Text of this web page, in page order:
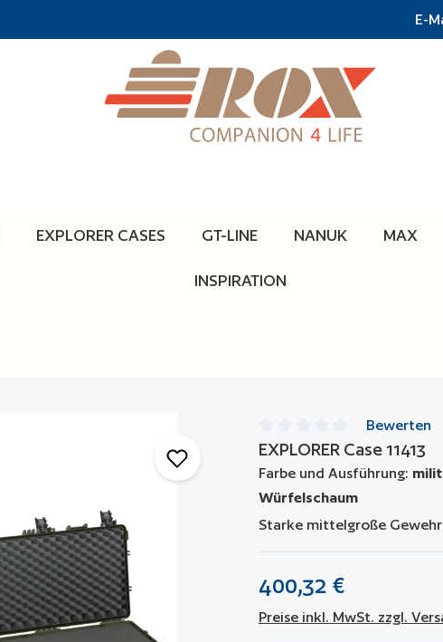
E-
EXPLORER CASES GT-LINE NANUK MAX
INSPIRATION
Durchschnittliche
Bewerten
EXPLORER Case 11413
Farbe und Ausführung:
Würfelschaum
Starke mittelgroße
400,32 €
Preise inkl. MwSt. zzgl.